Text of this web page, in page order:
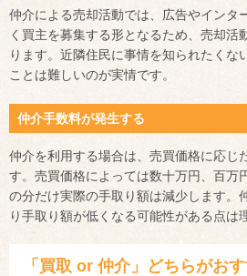
仲介による売却活動では、広告やインタ
く買主を募集する形となるため、売却活
ります。近隣住民に事情を知られたくな
ことは難しいのが実情です。
仲介手数料が発生する
仲介を利用する場合は、売買価格に応じ
す。売買価格によっては数十万円、百万
の分だけ実際の手取り額は減少します。
り手取り額が低くなる可能性がある点は
「買取 or 仲介」どちらがお